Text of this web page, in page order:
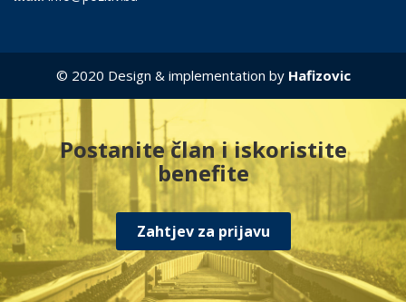
© 2020 Design & implementation by Hafizovic
Postanite član i iskoristite
benefite
Zahtjev za prijavu